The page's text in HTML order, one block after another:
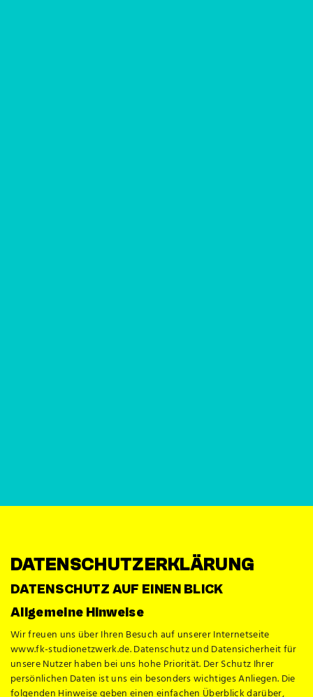
DATENSCHUTZERKLÄRUNG
DATENSCHUTZ AUF EINEN BLICK
Allgemeine Hinweise
Wir freuen uns über Ihren Besuch auf unserer Internetseite
www.fk-studionetzwerk.de. Datenschutz und Datensicherheit für
unsere Nutzer haben bei uns hohe Priorität. Der Schutz Ihrer
persönlichen Daten ist uns ein besonders wichtiges Anliegen. Die
folgenden Hinweise geben einen einfachen Überblick darüber,